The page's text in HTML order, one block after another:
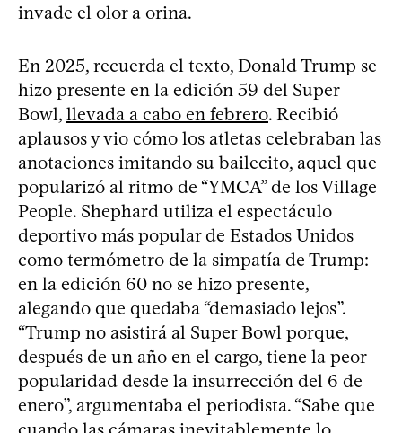
invade el olor a orina.
En 2025, recuerda el texto, Donald Trump se
hizo presente en la edición 59 del Super
Bowl, llevada a cabo en febrero. Recibió
aplausos y vio cómo los atletas celebraban las
anotaciones imitando su bailecito, aquel que
popularizó al ritmo de “YMCA” de los Village
People. Shephard utiliza el espectáculo
deportivo más popular de Estados Unidos
como termómetro de la simpatía de Trump:
en la edición 60 no se hizo presente,
alegando que quedaba “demasiado lejos”.
“Trump no asistirá al Super Bowl porque,
después de un año en el cargo, tiene la peor
popularidad desde la insurrección del 6 de
enero”, argumentaba el periodista. “Sabe que